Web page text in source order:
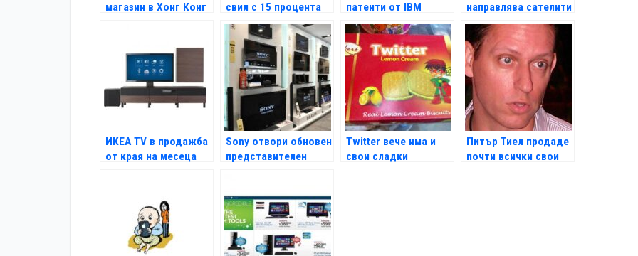
магазин в Хонг Конг
свил с 15 процента
патенти от IBM
направлява сателити
в орбита
ИКЕА TV в продажба
от края на месеца
Sony отвори обновен
представителен
Twitter вече има и
свои сладки
Питър Тиел продаде
почти всички свои